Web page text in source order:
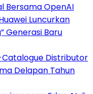
Bersama OpenAI
Luncurkan
Generasi Baru
Catalogue Distributor
Delapan Tahun